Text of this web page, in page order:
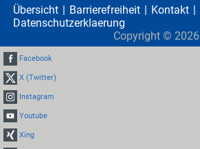
Übersicht Barrierefreiheit Kontakt
Datenschutzerklaerung
Copyright © 2026
Facebook
X (Twitter)
Instagram
Youtube
Xing